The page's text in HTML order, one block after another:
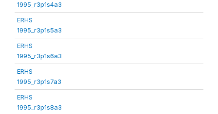
1995_r3p1s4a3
ERHS
1995_r3p1s5a3
ERHS
1995_r3p1s6a3
ERHS
1995_r3p1s7a3
ERHS
1995_r3p1s8a3